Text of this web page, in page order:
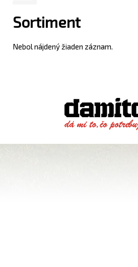
Sortiment
Nebol nájdený žiaden záznam.